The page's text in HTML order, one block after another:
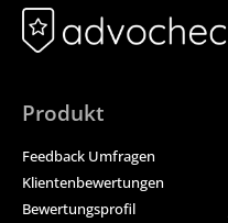
Produkt
Feedback Umfragen
Klientenbewertungen
Bewertungsprofil